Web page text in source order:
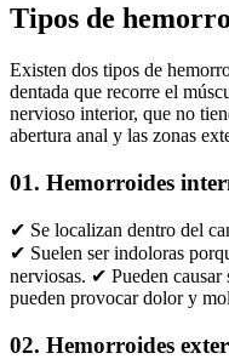
Tipos de
Existen dos tipos de
dentada que recorre el
nervioso interior, que no
abertura anal y las zonas
01. Hemorroides
✔ Se localizan dentro del
✔ Suelen ser indoloras
nerviosas. ✔ Pueden causar
pueden provocar dolor y
02. Hemorroides